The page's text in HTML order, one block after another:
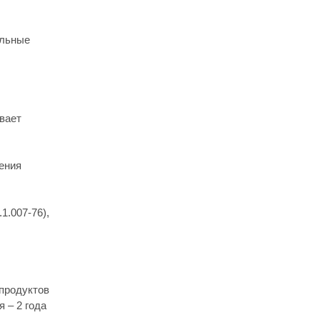
76),
– 2 года